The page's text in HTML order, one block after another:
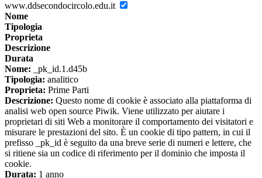
www.ddsecondocircolo.edu.it
Nome
Tipologia
Proprieta
Descrizione
Durata
Nome: _pk_id.1.d45b
Tipologia: analitico
Proprieta: Prime Parti
Descrizione: Questo nome di cookie è associato alla piattaforma di
analisi web open source Piwik. Viene utilizzato per aiutare i
proprietari di siti Web a monitorare il comportamento dei visitatori e
misurare le prestazioni del sito. È un cookie di tipo pattern, in cui il
prefisso _pk_id è seguito da una breve serie di numeri e lettere, che
si ritiene sia un codice di riferimento per il dominio che imposta il
cookie.
Durata: 1 anno